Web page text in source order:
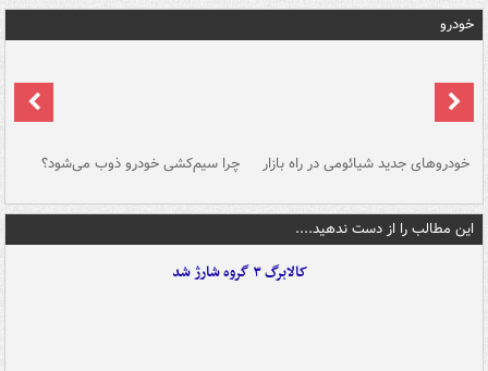
خودرو
خودروهای جدید شیائومی در راه بازار چرا سیم‌کشی خودرو ذوب می‌شود؟
این مطالب را از دست ندهید....
کالابرگ ۳ گروه شارژ شد